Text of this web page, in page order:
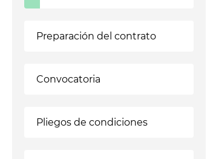
Preparación del contrato
Convocatoria
Pliegos de condiciones